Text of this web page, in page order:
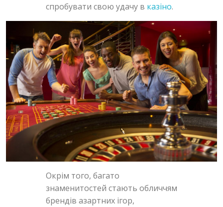
спробувати свою удачу в казіно.
Окрім того, багато
знаменитостей стають обличчям
брендів азартних ігор,